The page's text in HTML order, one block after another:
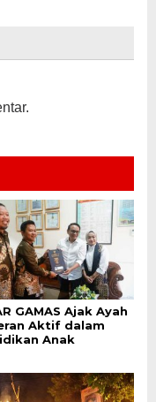
GAMAS Ajak Ayah
Aktif dalam
Anak